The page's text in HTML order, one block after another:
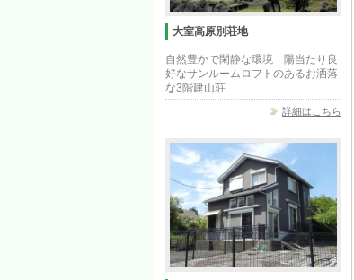
大室高原別荘地
自然豊かで閑静な環境 陽当たり良
好なサンルームロフトのあるお洒落
な3階建山荘
詳細はこちら